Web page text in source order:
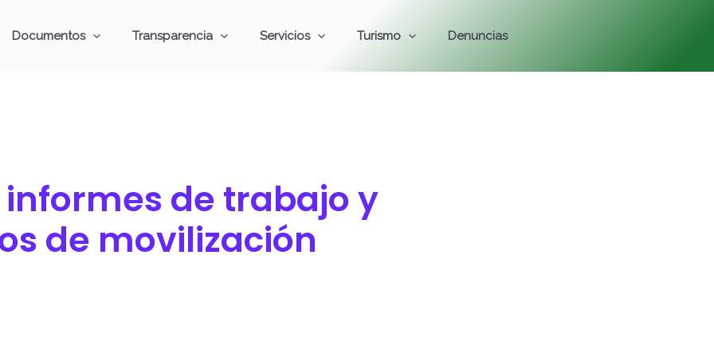
Documentos Transparencia Servicios Turismo Denuncias
informes de trabajo y
de movilización